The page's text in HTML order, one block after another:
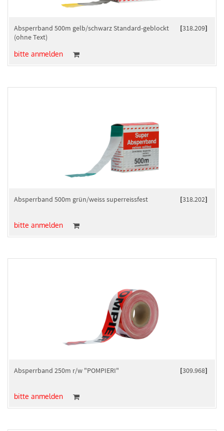
[318.209]
Absperrband 500m gelb/schwarz Standard-geblockt
(ohne Text)
bitte anmelden
[318.202]
Absperrband 500m grün/weiss superreissfest
bitte anmelden
[309.968]
Absperrband 250m r/w "POMPIERI"
bitte anmelden